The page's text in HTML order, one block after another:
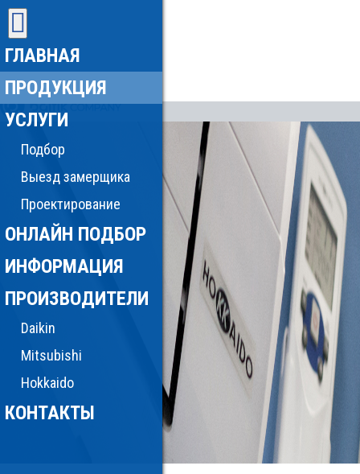
ГЛАВНАЯ
ПРОДУКЦИЯ
УСЛУГИ
Подбор
Выезд замерщика
Проектирование
ОНЛАЙН ПОДБОР
ИНФОРМАЦИЯ
ПРОИЗВОДИТЕЛИ
Daikin
Mitsubishi
Hokkaido
КОНТАКТЫ